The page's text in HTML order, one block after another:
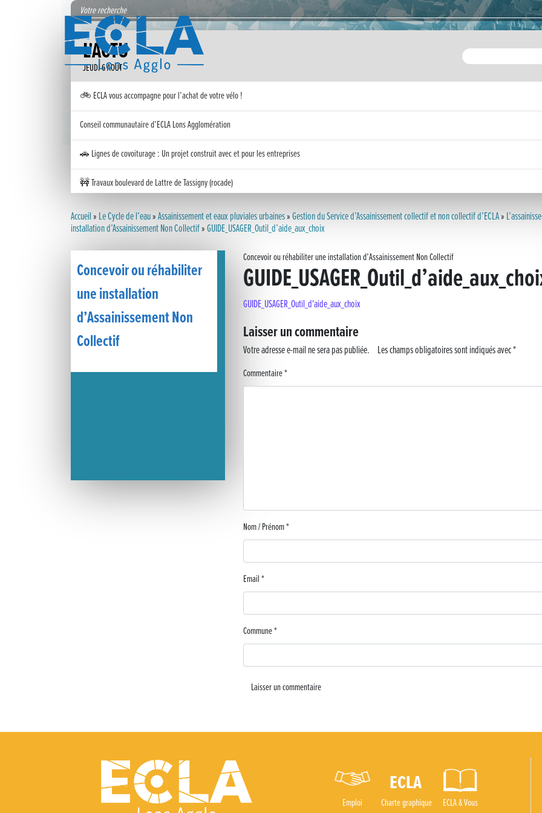
L'ACTU
JEUDI 6 AOÛT
🚲 ECLA vous accompagne pour l’achat de votre vélo !
Conseil communautaire d’ECLA Lons Agglomération
🚗 Lignes de covoiturage : Un projet construit avec et pour les entreprises
🚧 Travaux boulevard de Lattre de Tassigny (rocade)
Inauguration nouvelle station d’épuration (STEP) de Trenal
Meilleurs voeux 2026
« France, une histoire d’amour », l’avant-première au Cinéma 4C !
Lutter contre la prolifération du moustique tigre sur le territoire d’ECLA
Une belle journée de découverte pour les élèves de Poligny !
Nouvelle signalétique rue Pasteur pour la Médiathèque Cinéma 4C
Summer Camp NBA Basketball School à Lons-le-Saunier !
BOCA no BECO pour le lancement du Couleurs Jazz Festival !
Concours Hippique de Saut d’Obstacles
Une visite pleine de saveurs à La Ferme du Coq Bressan à Courlaoux !
Accueil» Le Cycle de l’eau»Assainissement et eaux pluviales urbaines»Gestion du Service d’Assainissement collectif et non collectif d’ECLA»
installation d’Assainissement Non Collectif»GUIDE_USAGER_Outil_d’aide_aux_choix
Concevoir ou réhabiliter
une installation
d’Assainissement Non
Collectif
Concevoir ou réhabiliter une installation d’Assainissement Non Collectif
GUIDE_USAGER_Outil_d'aide_aux_choix
Laisser un commentaire
Votre adresse e-mail ne sera pas publiée. Les champs obligatoires sont indiqués avec*
Commentaire*
Nom / Prénom*
Email*
Commune*
Emploi Charte graphique ECLA & Vous